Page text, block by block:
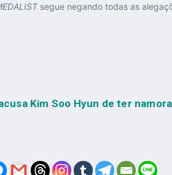
segue negando todas as
Kim Soo Hyun de ter